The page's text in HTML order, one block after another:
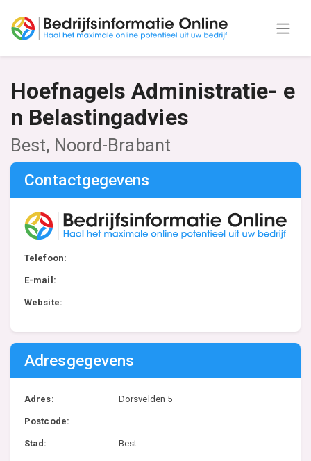
Hoefnagels Administratie- e
n Belastingadvies
Best, Noord-Brabant
Contactgegevens
Telefoon:
E-mail:
Website:
Adresgegevens
Adres: Dorsvelden 5
Postcode:
Stad: Best